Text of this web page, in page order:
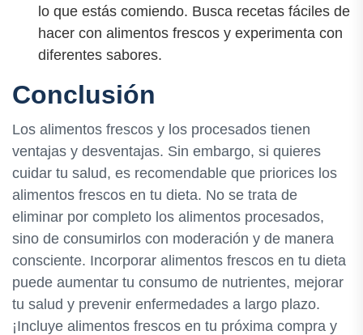
lo que estás comiendo. Busca recetas fáciles de
hacer con alimentos frescos y experimenta con
diferentes sabores.
Conclusión
Los alimentos frescos y los procesados tienen
ventajas y desventajas. Sin embargo, si quieres
cuidar tu salud, es recomendable que priorices los
alimentos frescos en tu dieta. No se trata de
eliminar por completo los alimentos procesados,
sino de consumirlos con moderación y de manera
consciente. Incorporar alimentos frescos en tu dieta
puede aumentar tu consumo de nutrientes, mejorar
tu salud y prevenir enfermedades a largo plazo.
¡Incluye alimentos frescos en tu próxima compra y